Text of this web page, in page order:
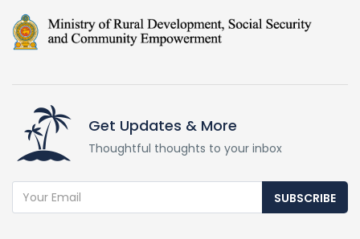
Get Updates & More
Thoughtful thoughts to your inbox
SUBSCRIBE